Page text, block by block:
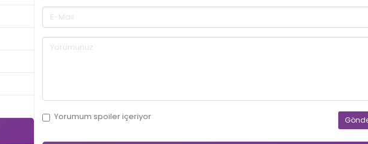
Yorumum spoileriçeriyor